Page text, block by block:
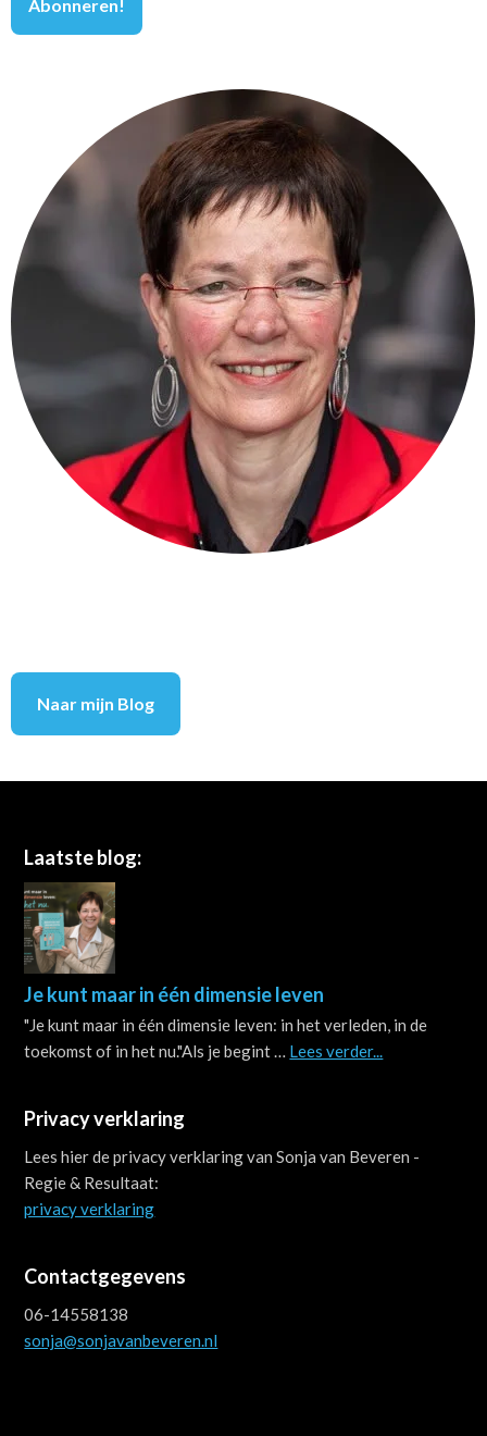
Naar mijn Blog
Footer
Laatste blog:
Je kunt maar in één dimensie leven
"Je kunt maar in één dimensie leven: in het verleden, in de
toekomst of in het nu."Als je begint … Lees verder...
in
Privacy verklaring
Lees hier de privacy verklaring van Sonja van Beveren -
Regie & Resultaat:
privacy verklaring
Contactgegevens
06-14558138
sonja@sonjavanbeveren.nl